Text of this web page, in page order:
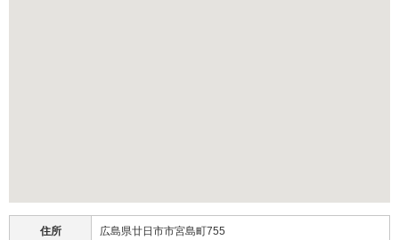
住所 広島県廿日市市宮島町755